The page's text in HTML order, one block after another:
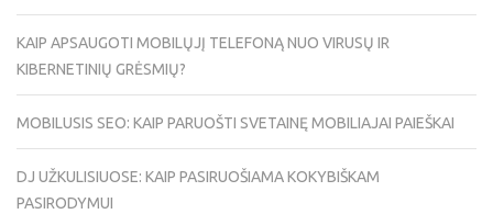
KAIP APSAUGOTI MOBILŲJĮ TELEFONĄ NUO VIRUSŲ IR
KIBERNETINIŲ GRĖSMIŲ?
MOBILUSIS SEO: KAIP PARUOŠTI SVETAINĘ MOBILIAJAI PAIEŠKAI
DJ UŽKULISIUOSE: KAIP PASIRUOŠIAMA KOKYBIŠKAM
PASIRODYMUI